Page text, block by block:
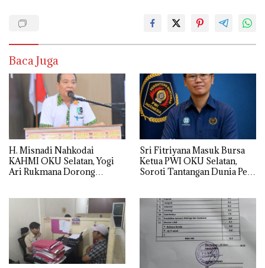
Baca Juga
H. Misnadi Nahkodai
KAHMI OKU Selatan, Yogi
Ari Rukmana Dorong
Sri Fitriyana Masuk Bursa
Ketua PWI OKU Selatan,
Soroti Tantangan Dunia Pers